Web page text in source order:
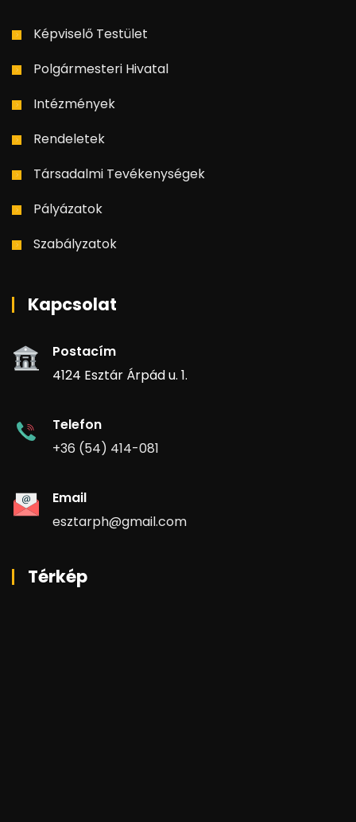
Képviselő Testület
Polgármesteri Hivatal
Intézmények
Rendeletek
Társadalmi Tevékenységek
Pályázatok
Szabályzatok
Kapcsolat
Postacím
4124 Esztár Árpád u. 1.
Telefon
+36 (54) 414-081
Email
esztarph@gmail.com
Térkép